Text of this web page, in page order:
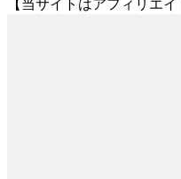
【当サイトはアフィリエ